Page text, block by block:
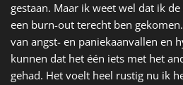
gestaan. Maar ik weet wel dat ik
een burn-out terecht ben
van angst- en paniekaanvallen en
kunnen dat het één iets met het
gehad. Het voelt heel rustig nu ik